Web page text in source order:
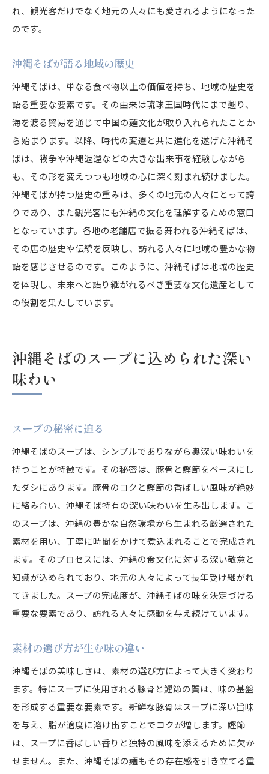
れ、観光客だけでなく地元の人々にも愛されるようになった
のです。
沖縄そばが語る地域の歴史
沖縄そばは、単なる食べ物以上の価値を持ち、地域の歴史を
語る重要な要素です。その由来は琉球王国時代にまで遡り、
海を渡る貿易を通じて中国の麺文化が取り入れられたことか
ら始まります。以降、時代の変遷と共に進化を遂げた沖縄そ
ばは、戦争や沖縄返還などの大きな出来事を経験しながら
も、その形を変えつつも地域の心に深く刻まれ続けました。
沖縄そばが持つ歴史の重みは、多くの地元の人々にとって誇
りであり、また観光客にも沖縄の文化を理解するための窓口
となっています。各地の老舗店で振る舞われる沖縄そばは、
その店の歴史や伝統を反映し、訪れる人々に地域の豊かな物
語を感じさせるのです。このように、沖縄そばは地域の歴史
を体現し、未来へと語り継がれるべき重要な文化遺産として
の役割を果たしています。
沖縄そばのスープに込められた深い
味わい
スープの秘密に迫る
沖縄そばのスープは、シンプルでありながら奥深い味わいを
持つことが特徴です。その秘密は、豚骨と鰹節をベースにし
たダシにあります。豚骨のコクと鰹節の香ばしい風味が絶妙
に絡み合い、沖縄そば特有の深い味わいを生み出します。こ
のスープは、沖縄の豊かな自然環境から生まれる厳選された
素材を用い、丁寧に時間をかけて煮込まれることで完成され
ます。そのプロセスには、沖縄の食文化に対する深い敬意と
知識が込められており、地元の人々によって長年受け継がれ
てきました。スープの完成度が、沖縄そばの味を決定づける
重要な要素であり、訪れる人々に感動を与え続けています。
素材の選び方が生む味の違い
沖縄そばの美味しさは、素材の選び方によって大きく変わり
ます。特にスープに使用される豚骨と鰹節の質は、味の基盤
を形成する重要な要素です。新鮮な豚骨はスープに深い旨味
を与え、脂が適度に溶け出すことでコクが増します。鰹節
は、スープに香ばしい香りと独特の風味を添えるために欠か
せません。また、沖縄そばの麺もその存在感を引き立てる重